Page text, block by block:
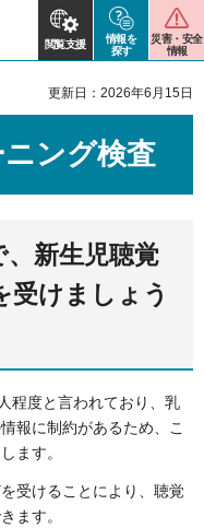
閲覧支援
情報を
探す
災害・安全
情報
更新日：2026年6月15日
ング検査
、新生児聴覚
受けましょう
程度と言われており、乳
報に制約があるため、こ
ます。
受けることにより、聴覚
ます。